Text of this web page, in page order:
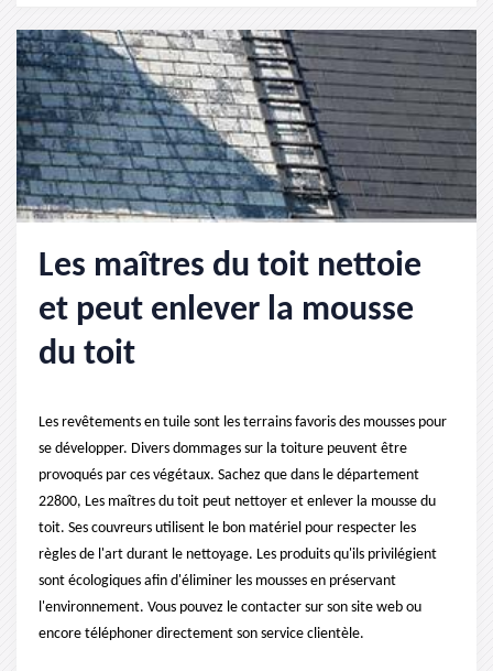
Les maîtres du toit nettoie
et peut enlever la mousse
du toit
Les revêtements en tuile sont les terrains favoris des mousses pour
se développer. Divers dommages sur la toiture peuvent être
provoqués par ces végétaux. Sachez que dans le département
22800, Les maîtres du toit peut nettoyer et enlever la mousse du
toit. Ses couvreurs utilisent le bon matériel pour respecter les
règles de l'art durant le nettoyage. Les produits qu'ils privilégient
sont écologiques afin d'éliminer les mousses en préservant
l'environnement. Vous pouvez le contacter sur son site web ou
encore téléphoner directement son service clientèle.